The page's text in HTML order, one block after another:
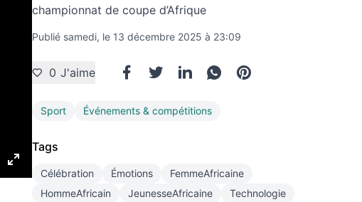
Enter
fullscreen
championnat de coupe d’Afrique
Publié samedi, le 13 décembre 2025 à 23:09
0 J'aime
Sport Événements & compétitions
Tags
Célébration Émotions
FemmeAfricaine
HommeAfricain
JeunesseAfricaine
Technologie